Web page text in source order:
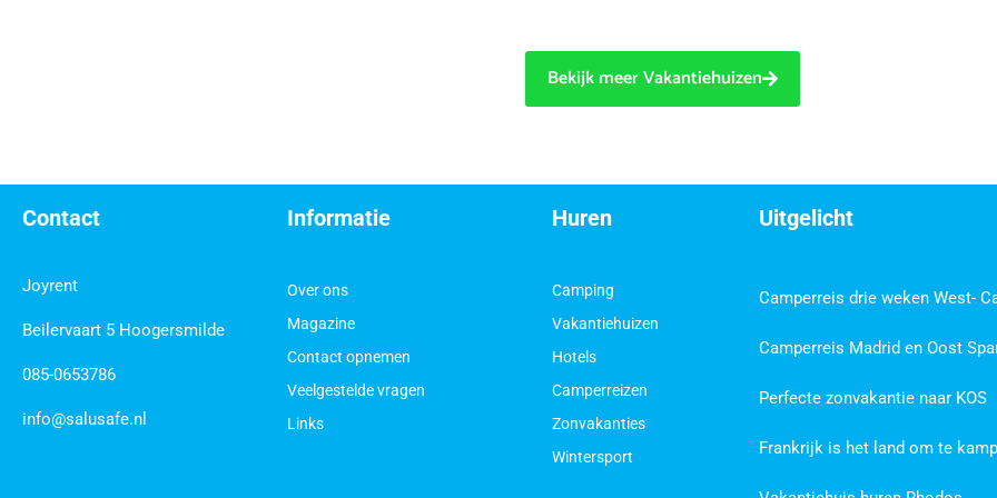
Bekijk meer Vakantiehuizen
Contact
Joyrent
Beilervaart 5 Hoogersmilde
085-0653786
info@salusafe.nl
Informatie
Over ons
Magazine
Contact opnemen
Veelgestelde vragen
Links
Huren
Camping
Vakantiehuizen
Hotels
Camperreizen
Zonvakanties
Wintersport
Uitgelicht
Camperreis drie weken West-
Camperreis Madrid en Oost
Perfecte zonvakantie naar KOS
Frankrijk is het land om te